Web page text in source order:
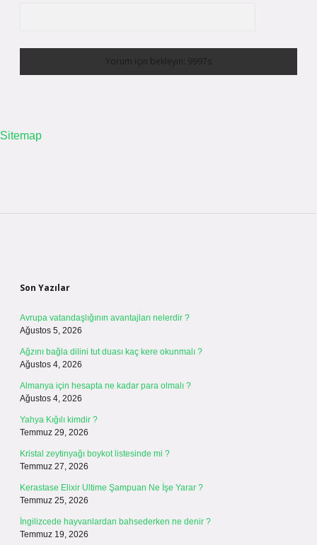
Sitemap
Son Yazılar
Avrupa vatandaşlığının avantajları nelerdir ?
Ağustos 5, 2026
Ağzını bağla dilini tut duası kaç kere okunmalı ?
Ağustos 4, 2026
Almanya için hesapta ne kadar para olmalı ?
Ağustos 4, 2026
Yahya Kığılı kimdir ?
Temmuz 29, 2026
Kristal zeytinyağı boykot listesinde mi ?
Temmuz 27, 2026
Kerastase Elixir Ultime Şampuan Ne İşe Yarar ?
Temmuz 25, 2026
İngilizcede hayvanlardan bahsederken ne denir ?
Temmuz 19, 2026